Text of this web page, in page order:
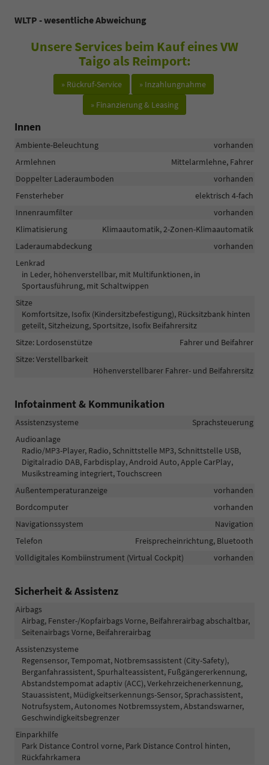
WLTP - wesentliche Abweichung
Unsere Services beim Kauf eines VW
Taigo als Reimport:
» Rückruf-Service
» Inzahlungnahme
» Finanzierung & Leasing
Innen
Ambiente-Beleuchtung
vorhanden
Armlehnen
Mittelarmlehne, Fahrer
Doppelter Laderaumboden
vorhanden
Fensterheber
elektrisch 4-fach
Innenraumfilter
vorhanden
Klimatisierung
Klimaautomatik, 2-Zonen-Klimaautomatik
Laderaumabdeckung
vorhanden
Lenkrad
in Leder, höhenverstellbar, mit Multifunktionen, in
Sportausführung, mit Schaltwippen
Sitze
Komfortsitze, Isofix (Kindersitzbefestigung), Rücksitzbank hinten
geteilt, Sitzheizung, Sportsitze, Isofix Beifahrersitz
Sitze: Lordosenstütze
Fahrer und Beifahrer
Sitze: Verstellbarkeit
Höhenverstellbarer Fahrer- und Beifahrersitz
Infotainment & Kommunikation
Assistenzsysteme
Sprachsteuerung
Audioanlage
Radio/MP3-Player, Radio, Schnittstelle MP3, Schnittstelle USB,
Digitalradio DAB, Farbdisplay, Android Auto, Apple CarPlay,
Musikstreaming integriert, Touchscreen
Außentemperaturanzeige
vorhanden
Bordcomputer
vorhanden
Navigationssystem
Navigation
Telefon
Freisprecheinrichtung, Bluetooth
Volldigitales Kombiinstrument (Virtual Cockpit)
vorhanden
Sicherheit & Assistenz
Airbags
Airbag, Fenster-/Kopfairbags Vorne, Beifahrerairbag abschaltbar,
Seitenairbags Vorne, Beifahrerairbag
Assistenzsysteme
Regensensor, Tempomat, Notbremsassistent (City-Safety),
Berganfahrassistent, Spurhalteassistent, Fußgängererkennung,
Abstandstempomat adaptiv (ACC), Verkehrzeichenerkennung,
Stauassistent, Müdigkeitserkennungs-Sensor, Sprachassistent,
Notrufsystem, Autonomes Notbremssystem, Abstandswarner,
Geschwindigkeitsbegrenzer
Einparkhilfe
Park Distance Control vorne, Park Distance Control hinten,
Rückfahrkamera